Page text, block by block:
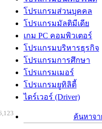
โปรแกรมส่วนบุคคล
โปรแกรมมัลติมีเดีย
เกม PC คอมพิวเตอร์
โปรแกรมบริหารธุรกิจ
โปรแกรมการศึกษา
โปรแกรมเมอร์
โปรแกรมยูทิลิตี้
ไดร์เวอร์ (Driver)
ค้นหาจ